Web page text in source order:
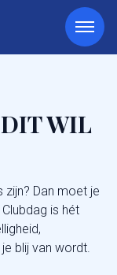
WIL
zijn? Dan moet je
is hét
blij van wordt.